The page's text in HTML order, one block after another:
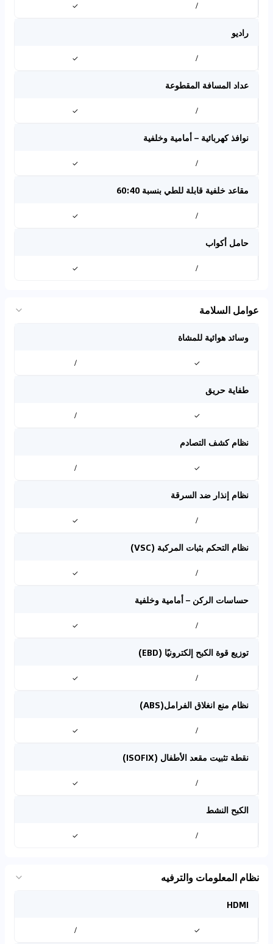
/
✓
راديو
/
✓
عداد المسافة المقطوعة
/
✓
نوافذ كهربائية – أمامية وخلفية
/
✓
مقاعد خلفية قابلة للطي بنسبة 60:40
/
✓
حامل أكواب
/
✓
عوامل السلامة
وسائد هوائية للمشاة
✓
/
طفاية حريق
✓
/
نظام كشف التصادم
✓
/
نظام إنذار ضد السرقة
/
✓
نظام التحكم بثبات المركبة (VSC)
/
✓
حساسات الركن – أمامية وخلفية
/
✓
توزيع قوة الكبح إلكترونيًا (EBD)
/
✓
نظام منع انغلاق الفرامل(ABS)
/
✓
نقطة تثبيت مقعد الأطفال (ISOFIX)
/
✓
الكبح النشط
/
✓
نظام المعلومات والترفيه
HDMI
✓
/